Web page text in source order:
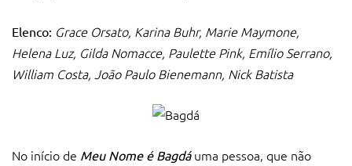
Elenco: Grace Orsato, Karina Buhr, Marie Maymone,
Helena Luz, Gilda Nomacce, Paulette Pink, Emílio Serrano,
William Costa, João Paulo Bienemann, Nick Batista
No início de Meu Nome é Bagdáuma pessoa, que não